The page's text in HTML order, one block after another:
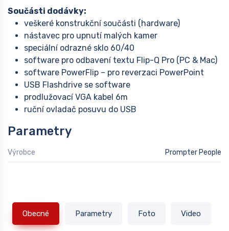
Součásti dodávky:
veškeré konstrukční součásti (hardware)
nástavec pro upnutí malých kamer
speciální odrazné sklo 60/40
software pro odbavení textu Flip-Q Pro (PC & Mac)
software PowerFlip – pro reverzaci PowerPoint
USB Flashdrive se software
prodlužovací VGA kabel 6m
ruční ovladač posuvu do USB
Parametry
Výrobce Prompter People
Obecné Parametry Foto Video